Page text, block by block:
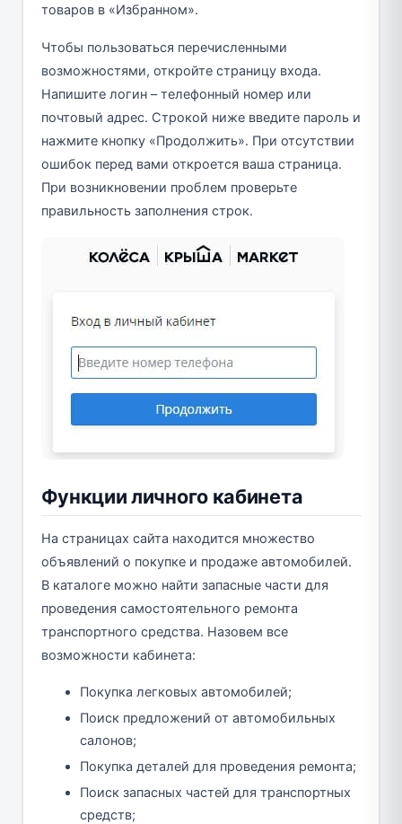
товаров в «Избранном».
Чтобы пользоваться перечисленными
возможностями, откройте страницу входа.
Напишите логин – телефонный номер или
почтовый адрес. Строкой ниже введите пароль и
нажмите кнопку «Продолжить». При отсутствии
ошибок перед вами откроется ваша страница.
При возникновении проблем проверьте
правильность заполнения строк.
Функции личного кабинета
На страницах сайта находится множество
объявлений о покупке и продаже автомобилей.
В каталоге можно найти запасные части для
проведения самостоятельного ремонта
транспортного средства. Назовем все
возможности кабинета:
Покупка легковых автомобилей;
Поиск предложений от автомобильных
салонов;
Покупка деталей для проведения ремонта;
Поиск запасных частей для транспортных
средств;